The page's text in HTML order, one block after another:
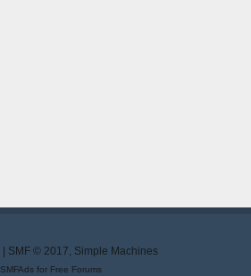
SMF © 2017, Simple Machines
SMFAds for Free Forums